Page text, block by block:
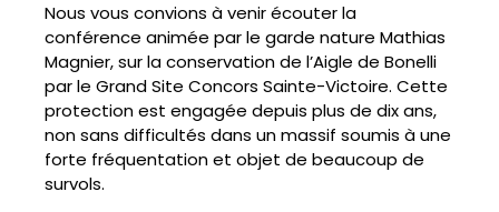
Nous vous convions à venir écouter la
conférence animée par le garde nature Mathias
Magnier, sur la conservation de l’Aigle de Bonelli
par le Grand Site Concors Sainte-Victoire. Cette
protection est engagée depuis plus de dix ans,
non sans difficultés dans un massif soumis à une
forte fréquentation et objet de beaucoup de
survols.